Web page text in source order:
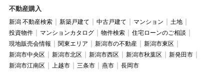
不動産購入
新潟 不動産検索 新築戸建て 中古戸建て マンション
土地
投資物件
マンションカタログ 物件検索
住宅ローンのご相談
現地販売会情報
関東エリア 新潟市の不動産
新潟市東区
新潟市中央区
新潟市北区 新潟市西区 新潟市秋葉区
新発田市
新潟市江南区
上越市 三条市 燕市 長岡市